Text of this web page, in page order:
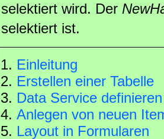
selektiert wird. Der
selektiert ist.
Einleitung
Erstellen einer Tabelle
Data Service definieren
Anlegen von neuen
Layout in Formularen